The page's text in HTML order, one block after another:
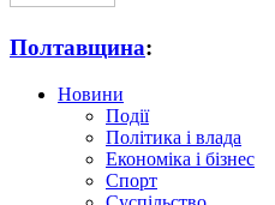
Полтавщина:
Новини
Події
Політика і влада
Економіка і бізнес
Спорт